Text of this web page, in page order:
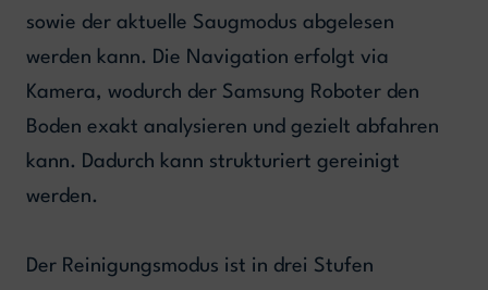
sowie der aktuelle Saugmodus abgelesen
werden kann. Die Navigation erfolgt via
Kamera, wodurch der Samsung Roboter den
Boden exakt analysieren und gezielt abfahren
kann. Dadurch kann strukturiert gereinigt
werden.
Der Reinigungsmodus ist in drei Stufen